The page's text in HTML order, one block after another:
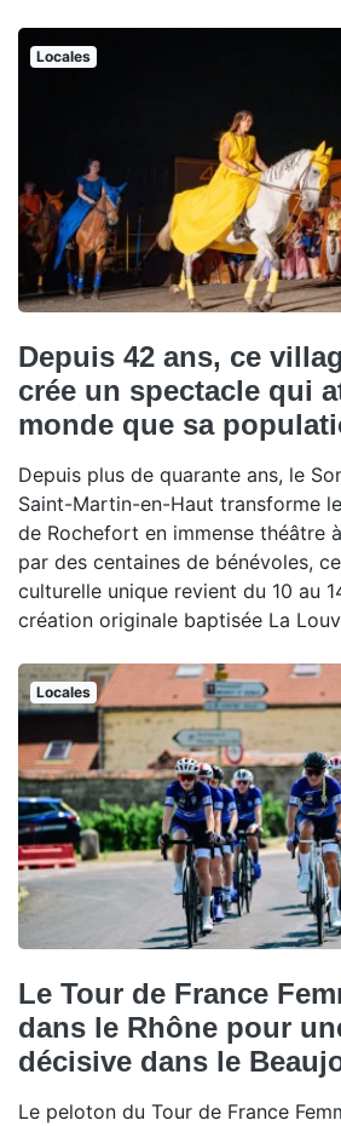
Locales
Depuis 42 ans, ce
crée un spectacle qui
monde que sa
Depuis plus de quarante ans, le
Saint-Martin-en-Haut transforme
de Rochefort en immense théâtre
par des centaines de bénévoles,
culturelle unique revient du 10 au
création originale baptisée La
Locales
Le Tour de France
dans le Rhône pour
décisive dans le
Le peloton du Tour de France